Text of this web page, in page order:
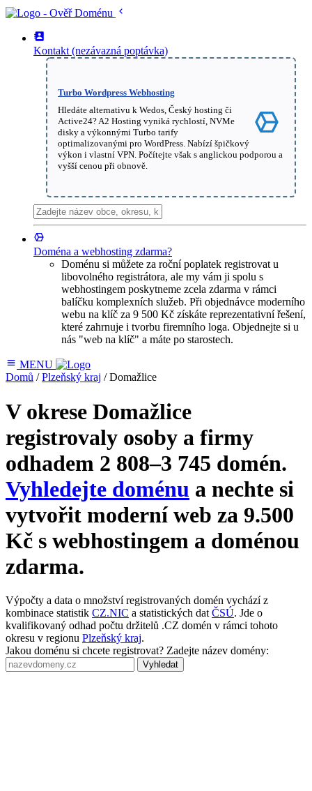
Kontakt (nezávazná poptávka)
Turbo Wordpress Webhosting
Hledáte alternativu k Wedos, Český hosting či
Active24? A2 Hosting vyniká rychlostí, NVMe
disky a výkonnými Turbo tarify
optimalizovanými pro WordPress. Nabízí špičkový
výkon i vlastní VPN. Počítejte však s anglickou podporou a
vyšší cenou při obnově.
Doména a webhosting zdarma?
Doménu si můžete za roční poplatek registrovat u
libovolného registrátora, ale my vám ji spolu s
webhostingem poskytneme zcela zdarma v rámci
balíčku komplexních služeb. Při objednávce moderního
webu na klíč za 9 500 Kč získáte reprezentativní řešení,
které zahrnuje i tvorbu firemního loga. Objednejte si u
nás "web na klíč" a máte po starostech.
MENU
Domů /Plzeňský kraj / Domažlice
V okrese Domažlice
registrovaly osoby a firmy
odhadem 2 808–3 745 domén.
Vyhledejte doménu a nechte si
vytvořit moderní web za 9.500
Kč s webhostingem a doménou
zdarma.
Výpočty a data o množství registrovaných domén vychází z
kombinace statistik CZ.NIC a statistických dat ČSÚ. Jde o
kvalifikovaný odhad počtu držitelů .CZ domén v rámci tohoto
okresu v regionu Plzeňský kraj.
Jakou doménu si chcete registrovat? Zadejte název domény:
Vyhledat